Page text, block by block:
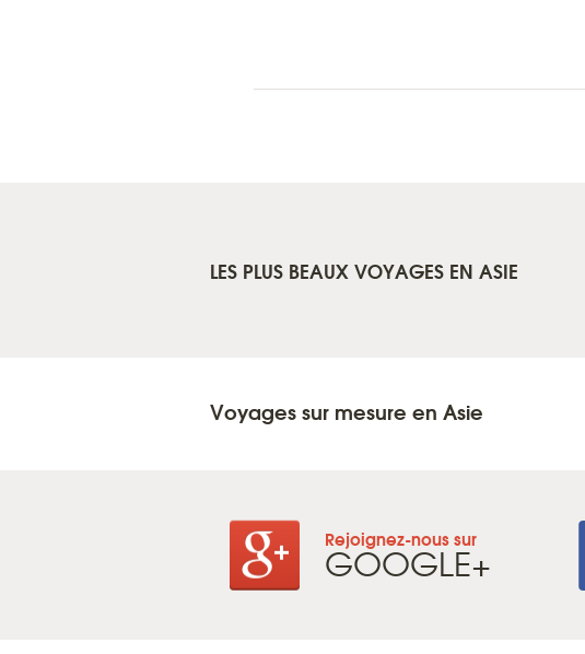
LES PLUS BEAUX VOYAGES EN ASIE
Voyages sur mesure en Asie
Rejoignez-nous sur
GOOGLE+